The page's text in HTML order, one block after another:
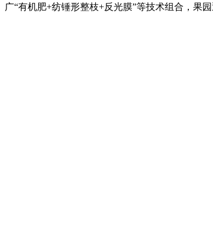
广“有机肥+纺锤形整枝+反光膜”等技术组合，果